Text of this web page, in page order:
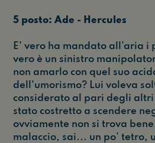
5 posto: Ade - Hercules
E' vero ha mandato all'aria i
vero è un sinistro
non amarlo con quel suo
dell'umorismo? Lui voleva
considerato al pari degli altri
stato costretto a scendere
ovviamente non si trova
malaccio, sai... un po' tetro,